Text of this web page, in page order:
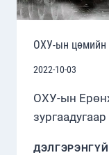
ОХУ-ын цөмийн
2022-10-03
ОХУ-ын
ДЭЛГЭРЭНГҮЙ